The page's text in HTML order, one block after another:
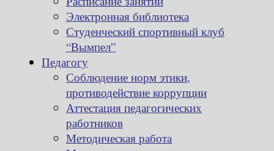
Электронная библиотека
Студенческий спортивный клуб
“Вымпел”
Педагогу
Соблюдение норм этики,
противодействие коррупции
Аттестация педагогических
работников
Методическая работа